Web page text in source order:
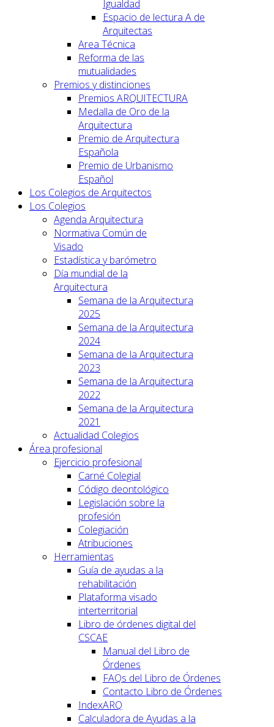
Igualdad
Espacio de lectura A de
Arquitectas
Area Técnica
Reforma de las
mutualidades
Premios y distinciones
Premios ARQUITECTURA
Medalla de Oro de la
Arquitectura
Premio de Arquitectura
Española
Premio de Urbanismo
Español
Los Colegios de Arquitectos
Los Colegios
Agenda Arquitectura
Normativa Común de
Visado
Estadística y barómetro
Día mundial de la
Arquitectura
Semana de la Arquitectura
2025
Semana de la Arquitectura
2024
Semana de la Arquitectura
2023
Semana de la Arquitectura
2022
Semana de la Arquitectura
2021
Actualidad Colegios
Área profesional
Ejercicio profesional
Carné Colegial
Código deontológico
Legislación sobre la
profesión
Colegiación
Atribuciones
Herramientas
Guía de ayudas a la
rehabilitación
Plataforma visado
interterritorial
Libro de órdenes digital del
CSCAE
Manual del Libro de
Órdenes
FAQs del Libro de Órdenes
Contacto Libro de Órdenes
IndexARQ
Calculadora de Ayudas a la